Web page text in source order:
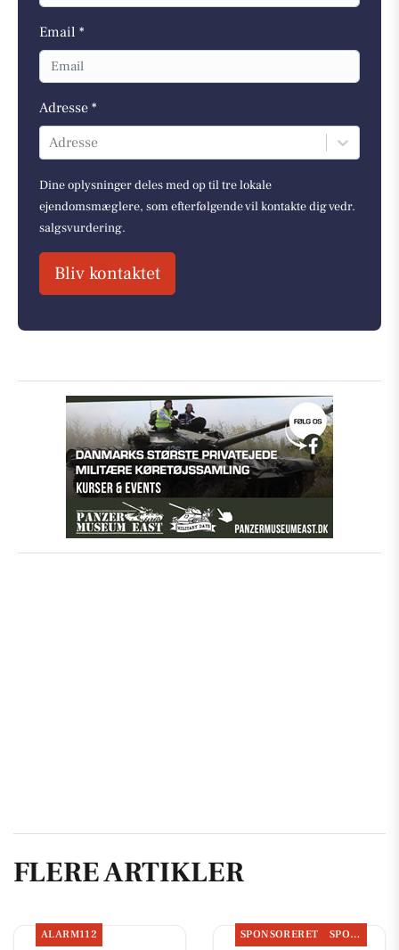
Email *
Adresse *
Adresse
Dine oplysninger deles med op til tre lokale
ejendomsmæglere, som efterfølgende vil kontakte dig vedr.
salgsvurdering.
Bliv kontaktet
FLERE ARTIKLER
ALARM112 SPONSORERET SPONSORERET INDHOLD